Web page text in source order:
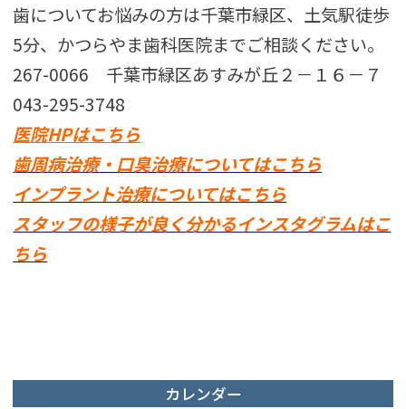
歯についてお悩みの方は千葉市緑区、土気駅徒歩
5分、かつらやま歯科医院までご相談ください。
267-0066 千葉市緑区あすみが丘２－１６－７
043-295-3748
医院HPはこちら
歯周病治療・口臭治療についてはこちら
インプラント治療についてはこちら
スタッフの様子が良く分かるインスタグラムはこ
ちら
カレンダー